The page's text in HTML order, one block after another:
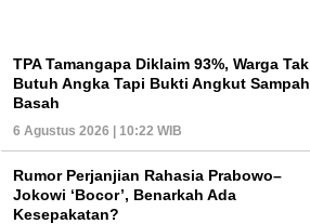
TPA Tamangapa Diklaim 93%, Warga Tak
Butuh Angka Tapi Bukti Angkut Sampah
Basah
6 Agustus 2026 | 10:22 WIB
Rumor Perjanjian Rahasia Prabowo–
Jokowi ‘Bocor’, Benarkah Ada
Kesepakatan?